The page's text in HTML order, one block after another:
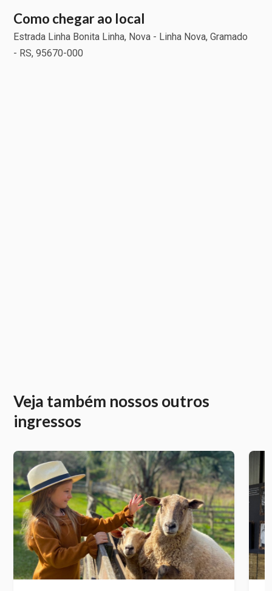
Como chegar ao local
Estrada Linha Bonita Linha, Nova - Linha Nova, Gramado
- RS, 95670-000
Veja também nossos outros
ingressos